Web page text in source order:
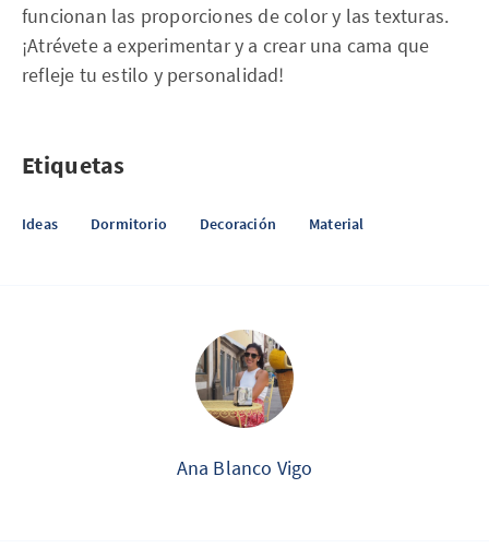
funcionan las proporciones de color y las texturas.
¡Atrévete a experimentar y a crear una cama que
refleje tu estilo y personalidad!
Etiquetas
Ideas Dormitorio Decoración Material
Ana Blanco Vigo